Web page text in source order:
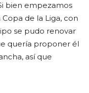
bien empezamos
de la Liga, con
se pudo renovar
quería proponer él
así que